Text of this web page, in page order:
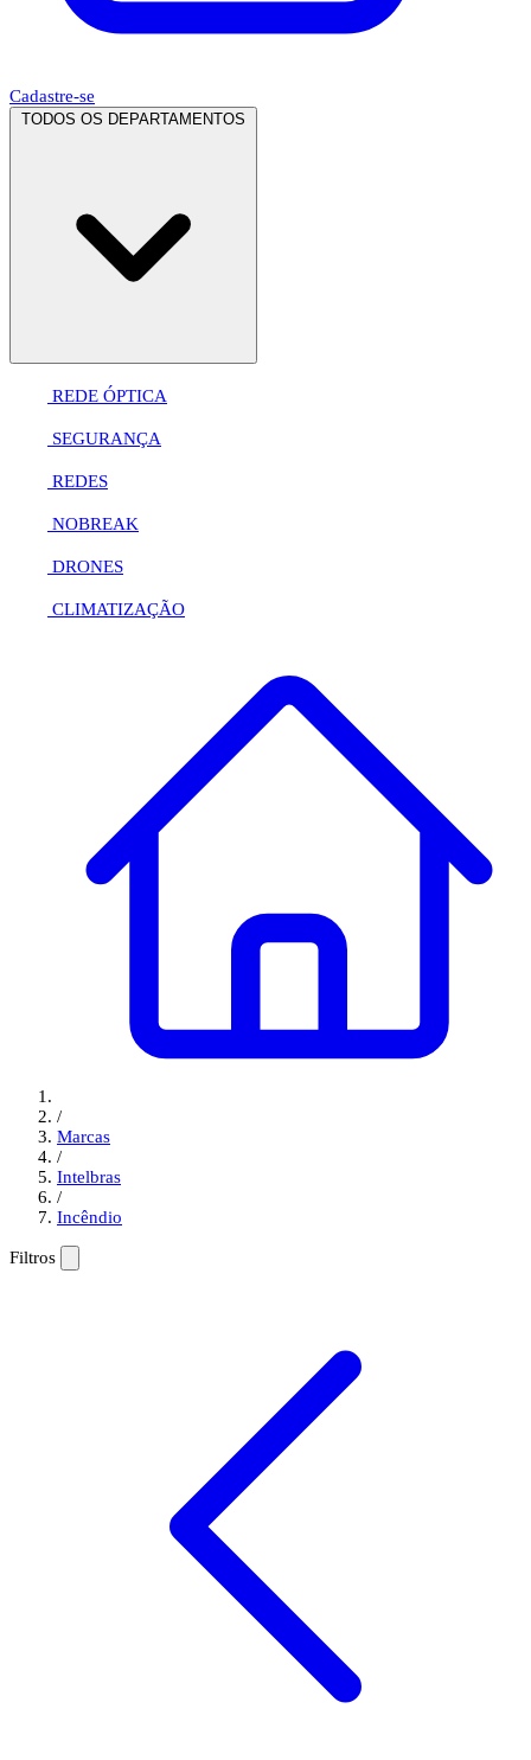
Cadastre-se
TODOS OS DEPARTAMENTOS
REDE ÓPTICA
SEGURANÇA
REDES
NOBREAK
DRONES
CLIMATIZAÇÃO
/
Marcas
/
Intelbras
/
Incêndio
Filtros